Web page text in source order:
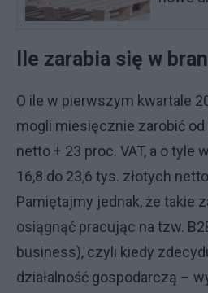
Ile zarabia się w
O ile w pierwszym kwartale
mogli miesięcznie zarobić od
netto + 23 proc. VAT, a o tyle
16,8 do 23,6 tys. złotych
Pamiętajmy jednak, że takie
osiągnąć pracując na tzw.
business), czyli kiedy
działalność gospodarczą –